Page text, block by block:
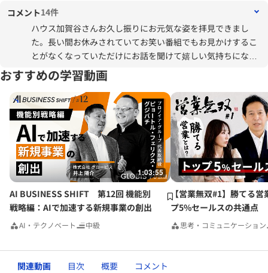
コメント14件
ハウス加賀谷さんお久し振りにお元気な姿を拝見できまし
た。長い間お休みされていてお笑い番組でもお見かけするこ
とがなくなっていただけにお話を聞けて嬉しい気持ちになり
ました。統合失調症は誰にでも起こりうると思いますし私も
心の病に何度かなっています。加賀谷さん今後も実体験を元
に心の病を理解してもらえない方々のために活動続けて下さ
い。加賀谷さんのおかげでとてもいい気持ちになりました。
ありがとうございます。
おすすめの学習動画
1:03:55
AI BUSINESS SHIFT 第12回 機能別
戦略編：AIで加速する新規事業の創出
AI・テクノベート 中級
【営業無双#1】勝てる営
プ5%セールスの共通点
思考・コミュニケーション
関連動画 目次 概要 コメント